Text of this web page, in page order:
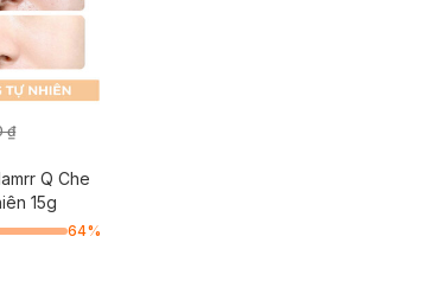
₫
Q Che
15g
64%